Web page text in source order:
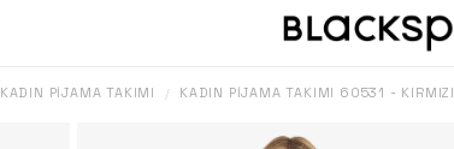
KADIN PIJAMA TAKIMI / KADIN PIJAMA TAKIMI 60531 - KIRMIZI